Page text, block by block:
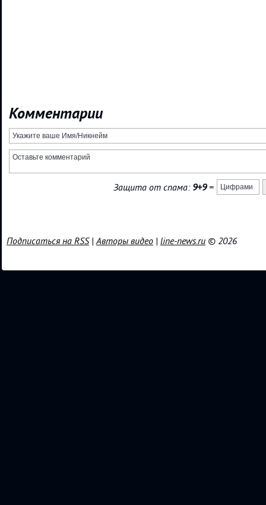
Комментарии
Защита от спама: 9+9=
Подписаться на RSS|Авторы видео | line-news.ru © 2026